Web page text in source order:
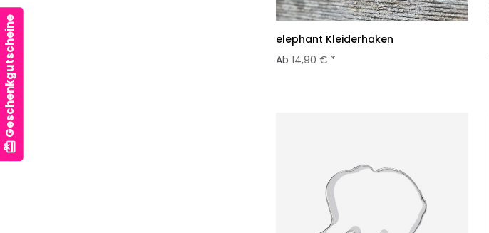
elephant Kleiderhaken
Ab 14,90 € *
card_giftcard
Geschenkgutscheine